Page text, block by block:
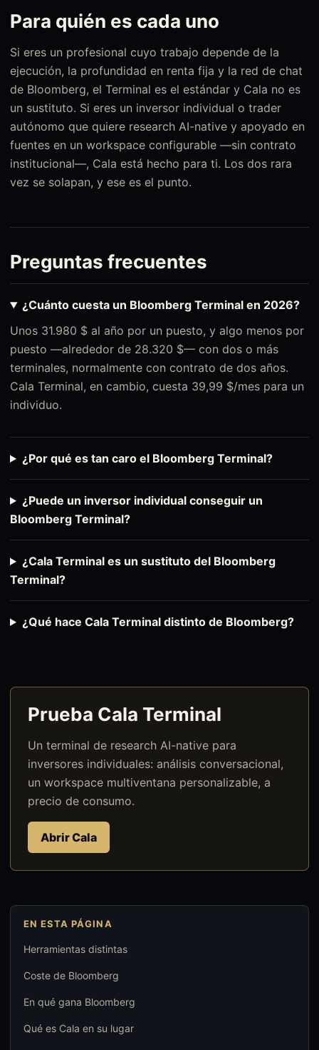
Para quién es cada uno
Si eres un profesional cuyo trabajo depende de la
ejecución, la profundidad en renta fija y la red de chat
de Bloomberg, el Terminal es el estándar y Cala no es
un sustituto. Si eres un inversor individual o trader
autónomo que quiere research AI-native y apoyado en
fuentes en un workspace configurable —sin contrato
institucional—, Cala está hecho para ti. Los dos rara
vez se solapan, y ese es el punto.
Preguntas frecuentes
¿Cuánto cuesta un Bloomberg Terminal en 2026?
Unos 31.980 $ al año por un puesto, y algo menos por
puesto —alrededor de 28.320 $— con dos o más
terminales, normalmente con contrato de dos años.
Cala Terminal, en cambio, cuesta 39,99 $/mes para un
individuo.
¿Por qué es tan caro el Bloomberg Terminal?
¿Puede un inversor individual conseguir un
Bloomberg Terminal?
¿Cala Terminal es un sustituto del Bloomberg
Terminal?
¿Qué hace Cala Terminal distinto de Bloomberg?
Prueba Cala Terminal
Un terminal de research AI-native para
inversores individuales: análisis conversacional,
un workspace multiventana personalizable, a
precio de consumo.
Abrir Cala
EN ESTA PÁGINA
Herramientas distintas
Coste de Bloomberg
En qué gana Bloomberg
Qué es Cala en su lugar